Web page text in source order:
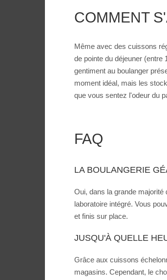
COMMENT
Même avec des cuissons
de pointe du déjeuner (entre
gentiment au boulanger
moment idéal, mais les
que vous sentez l'odeur du
FAQ
LA BOULANGERIE
Oui, dans la grande
laboratoire intégré. Vous
et finis sur place.
JUSQU'À QUELLE
Grâce aux cuissons
magasins. Cependant, le